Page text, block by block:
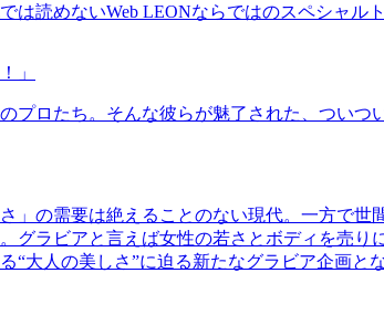
は読めないWeb LEONならではのスペシャル
」
プロたち。そんな彼らが魅了された、つい
」の需要は絶えることのない現代。一方で
グラビアと言えば女性の若さとボディを売
“大人の美しさ”に迫る新たなグラビア企画とな